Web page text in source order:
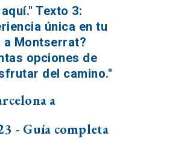
a
- Guía completa